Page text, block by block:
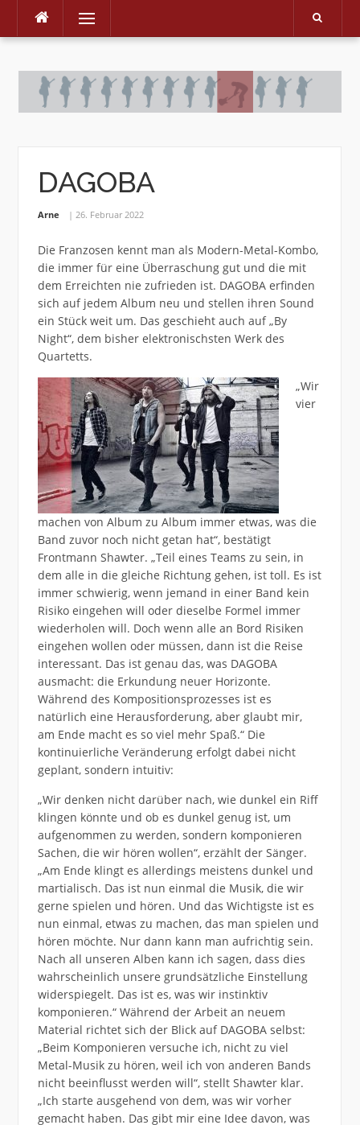
Skip
Menu
DAGOBA
Arne 26. Februar 2022
Die Franzosen kennt man als Modern-Metal-Kombo,
die immer für eine Überraschung gut und die mit
dem Erreichten nie zufrieden ist. DAGOBA erfinden
sich auf jedem Album neu und stellen ihren Sound
ein Stück weit um. Das geschieht auch auf „By
Night“, dem bisher elektronischsten Werk des
Quartetts.
„Wir
vier
machen von Album zu Album immer etwas, was die
Band zuvor noch nicht getan hat“, bestätigt
Frontmann Shawter. „Teil eines Teams zu sein, in
dem alle in die gleiche Richtung gehen, ist toll. Es ist
immer schwierig, wenn jemand in einer Band kein
Risiko eingehen will oder dieselbe Formel immer
wiederholen will. Doch wenn alle an Bord Risiken
eingehen wollen oder müssen, dann ist die Reise
interessant. Das ist genau das, was DAGOBA
ausmacht: die Erkundung neuer Horizonte.
Während des Kompositionsprozesses ist es
natürlich eine Herausforderung, aber glaubt mir,
am Ende macht es so viel mehr Spaß.“ Die
kontinuierliche Veränderung erfolgt dabei nicht
geplant, sondern intuitiv:
„Wir denken nicht darüber nach, wie dunkel ein Riff
klingen könnte und ob es dunkel genug ist, um
aufgenommen zu werden, sondern komponieren
Sachen, die wir hören wollen“, erzählt der Sänger.
„Am Ende klingt es allerdings meistens dunkel und
martialisch. Das ist nun einmal die Musik, die wir
gerne spielen und hören. Und das Wichtigste ist es
nun einmal, etwas zu machen, das man spielen und
hören möchte. Nur dann kann man aufrichtig sein.
Nach all unseren Alben kann ich sagen, dass dies
wahrscheinlich unsere grundsätzliche Einstellung
widerspiegelt. Das ist es, was wir instinktiv
komponieren.“ Während der Arbeit an neuem
Material richtet sich der Blick auf DAGOBA selbst:
„Beim Komponieren versuche ich, nicht zu viel
Metal-Musik zu hören, weil ich von anderen Bands
nicht beeinflusst werden will“, stellt Shawter klar.
„Ich starte ausgehend von dem, was wir vorher
gemacht haben. Das gibt mir eine Idee davon, was